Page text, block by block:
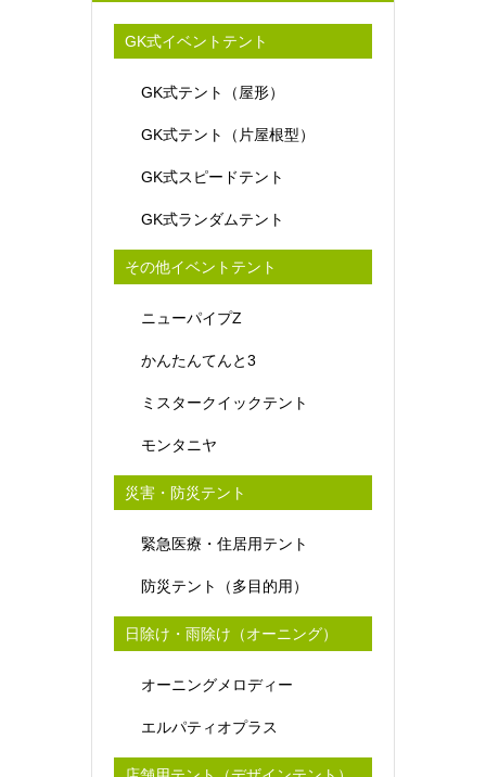
GK式イベントテント
GK式テント（屋形）
GK式テント（片屋根型）
GK式スピードテント
GK式ランダムテント
その他イベントテント
ニューパイプZ
かんたんてんと3
ミスタークイックテント
モンタニヤ
災害・防災テント
緊急医療・住居用テント
防災テント（多目的用）
日除け・雨除け（オーニング）
オーニングメロディー
エルパティオプラス